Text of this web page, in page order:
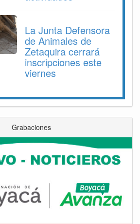
La Junta Defensora
de Animales de
Zetaquira cerrará
inscripciones este
viernes
Grabaciones